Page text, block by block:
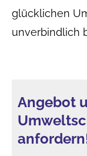
glücklichen
unverbindlich
Angebot